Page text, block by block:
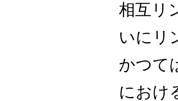
相互リ
いにリ
かつて
におけ